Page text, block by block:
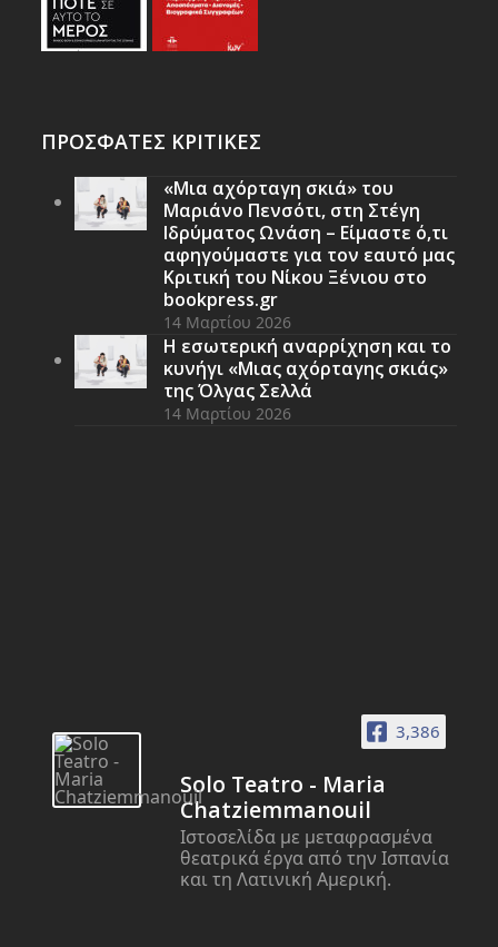
ΠΡΟΣΦΑΤΕΣ ΚΡΙΤΙΚΕΣ
«Μια αχόρταγη σκιά» του
Μαριάνο Πενσότι, στη Στέγη
Ιδρύματος Ωνάση – Είμαστε ό,τι
αφηγούμαστε για τον εαυτό μας
Κριτική του Νίκου Ξένιου στο
bookpress.gr
14 Μαρτίου 2026
Η εσωτερική αναρρίχηση και το
κυνήγι «Μιας αχόρταγης σκιάς»
της Όλγας Σελλά
14 Μαρτίου 2026
3,386
Solo Teatro - Maria
Chatziemmanouil
Ιστοσελίδα με μεταφρασμένα
θεατρικά έργα από την Ισπανία
και τη Λατινική Αμερική.